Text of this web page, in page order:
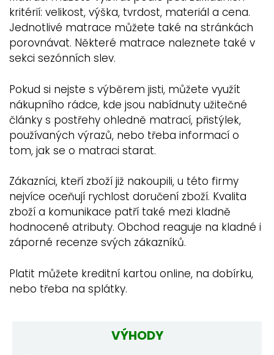
kritérií: velikost, výška, tvrdost, materiál a cena.
Jednotlivé matrace můžete také na stránkách
porovnávat. Některé matrace naleznete také v
sekci sezónních slev.
Pokud si nejste s výběrem jisti, můžete využít
nákupního rádce, kde jsou nabídnuty užitečné
články s postřehy ohledně matrací, přistýlek,
používaných výrazů, nebo třeba informací o
tom, jak se o matraci starat.
Zákazníci, kteří zboží již nakoupili, u této firmy
nejvíce oceňují rychlost doručení zboží. Kvalita
zboží a komunikace patří také mezi kladně
hodnocené atributy. Obchod reaguje na kladné i
záporné recenze svých zákazníků.
Platit můžete kreditní kartou online, na dobírku,
nebo třeba na splátky.
VÝHODY